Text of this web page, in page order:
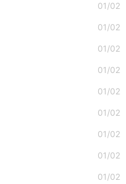
01/02
01/02
01/02
01/02
01/02
01/02
01/02
01/02
01/02